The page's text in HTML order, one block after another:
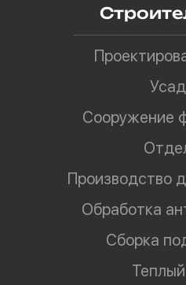
Сооружение
Производство
Обработка
Сборка